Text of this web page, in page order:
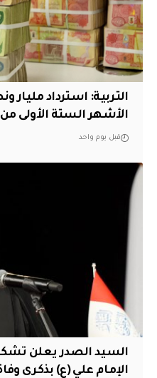
التربية: استرداد مليار
الأشهر الستة الأولى من 2026
قبل يوم واحد
السيد الصدر يعلن
الإمام علي (ع) بذكرى